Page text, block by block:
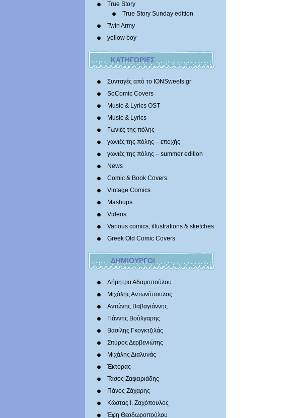
True Story
True Story Sunday edition
Twin Army
yellow boy
ΚΑΤΗΓΟΡΙΕΣ
Συνταγές από το IONSweets.gr
SoComic Covers
Music & Lyrics OST
Music & Lyrics
Γωνιές της πόλης
γωνιές της πόλης – εποχής
γωνιές της πόλης – summer edition
News
Comic & Book Covers
Vintage Comics
Mashups
Videos
Various comics, illustrations & sketches
Greek Old Comic Covers
ΔΗΜΙΟΥΡΓΟΙ
Δήμητρα Αδαμοπούλου
Μιχάλης Αντωνόπουλος
Αντώνης Βαβαγιάννης
Γιάννης Βούλγαρης
Βασίλης Γκογκτζιλάς
Σπύρος Δερβενιώτης
Mιχάλης Διαλυνάς
Έκτορας
Τάσος Ζαφειριάδης
Πάνος Ζάχαρης
Κώστας Ι. Ζαχόπουλoς
Έφη Θεοδωροπούλου